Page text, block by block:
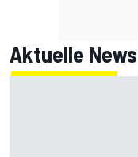
Aktuelle News